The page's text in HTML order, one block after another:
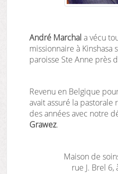
André Marchal a vécu
missionnaire à Kinshasa
paroisse Ste Anne près
Revenu en Belgique
avait assuré la pastorale
des années avec notre
Grawez.
Maison de
rue J. Brel